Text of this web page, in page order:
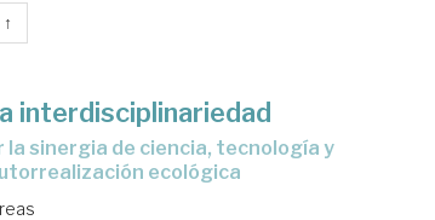
↑
interdisciplinariedad
ecológica